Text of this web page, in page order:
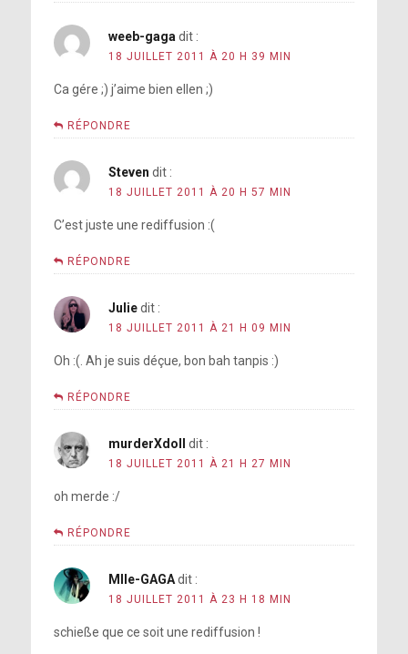
weeb-gaga dit :
18 JUILLET 2011 À 20 H 39 MIN
Ca gére ;) j’aime bien ellen ;)
RÉPONDRE
Steven dit :
18 JUILLET 2011 À 20 H 57 MIN
C’est juste une rediffusion :(
RÉPONDRE
Julie dit :
18 JUILLET 2011 À 21 H 09 MIN
Oh :(. Ah je suis déçue, bon bah tanpis :)
RÉPONDRE
murderXdoll dit :
18 JUILLET 2011 À 21 H 27 MIN
oh merde :/
RÉPONDRE
Mlle-GAGA dit :
18 JUILLET 2011 À 23 H 18 MIN
schieße que ce soit une rediffusion !